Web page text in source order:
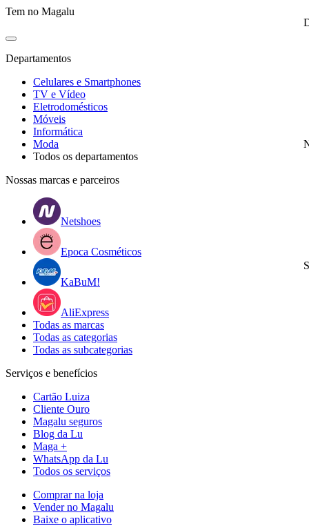
Tem no Magalu
Departamentos
Celulares e Smartphones
TV e Vídeo
Eletrodomésticos
Móveis
Informática
Moda
Todos os departamentos
Nossas marcas e parceiros
Netshoes
Epoca Cosméticos
KaBuM!
AliExpress
Todas as marcas
Todas as categorias
Todas as subcategorias
Serviços e benefícios
Cartão Luiza
Cliente Ouro
Magalu seguros
Blog da Lu
Maga +
WhatsApp da Lu
Todos os serviços
Comprar na loja
Vender no Magalu
Baixe o aplicativo